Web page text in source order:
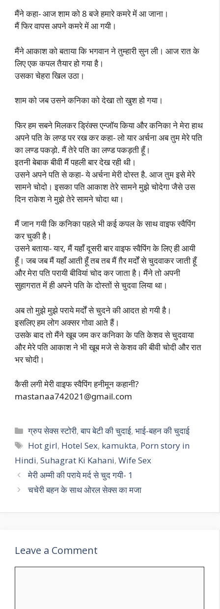
मैंने कहा- आज शाम को 8 बजे हमारे कमरे में आ जाना।
मैं फिर वापस अपने कमरे में आ गयी।
मैंने आकाश को बताया कि भगवान ने तुम्हारी सुन ली। आज रात के
लिए एक कपल तैयार हो गया है।
उसका चेहरा खिल उठा।
शाम को जब उसने कनिका को देखा तो खुश हो गया।
फिर हम सबने मिलकर ड्रिंक्स एन्जॉय किया और कनिका ने मेरा हाथ
अपने पति के लण्ड पर रख कर कहा- लो यार अर्चना अब तुम मेरे पति
का लण्ड पकड़ो. मैं तेरे पति का लण्ड पकड़ती हूँ।
इतनी बेबाक बीवी मैं पहली बार देख रही थी।
उसने अपने पति से कहा- ये अर्चना मेरी दोस्त है. आज तुम इसे मेरे
सामने चोदो। इसका पति आकाश तेरे सामने मुझे चोदेगा जैसे उस
दिन राकेश ने मुझे तेरे सामने चोदा था।
मैं जान गयी कि कनिका पहले भी कई कपल के साथ वाइफ स्वैपिंग
कर चुकी है।
उसने बताया- यार, मैं यहाँ दूसरी बार वाइफ स्वैपिंग के लिए ही आयी
हूँ। जब जब मैं यहाँ आती हूँ तब तब मैं ग़ैर मर्दों से चुदवाकर जाती हूँ
और मेरा पति परायी बीवियां चोद कर जाता है। मैंने तो अपनी
सुहागरात में ही अपने पति के दोस्तों से चुदवा लिया था।
अब तो मुझे मुझे पराये मर्दों से चुदने की आदत हो गयी है।
इसलिए हम लोग अक्सर गोवा आते हैं।
उसके बाद तो मैंने खूब जम कर कनिका के पति केशव से चुदवाया
और मेरे पति आकाश ने भी खूब मजे से केशव की बीवी चोदी और रात
भर चोदी।
कैसी लगी मेरी वाइफ स्वैपिंग हनीमून कहानी?
mastanaa742021@gmail.com
Categories
ग्रुप सेक्स स्टोरी,बाप बेटी की चुदाई,भाई-बहन की चुदाई
Tags
Hot girl, Hotel Sex, kamukta, Porn story in
Hindi, Suhagrat Ki Kahani, Wife Sex
मेरी अम्मी की पराये मर्द से चुद गयी- 1
चचेरी बहन के साथ ओरल सेक्स का मजा
Leave a Comment